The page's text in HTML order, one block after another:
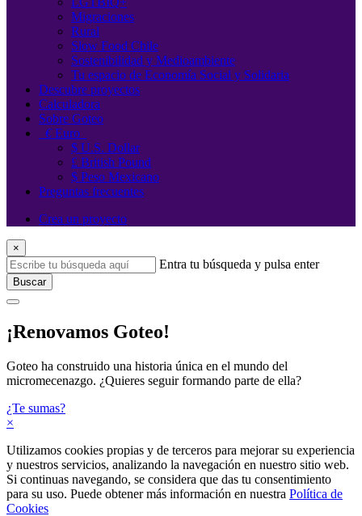
Migraciones
Rural
Slow Food Chile
Sostenibilidad y Medioambiente
Tu espacio de Economía Social y Solidaria
Descubre proyectos
Calculadora
Sobre Goteo
€Euro
$ U.S. Dollar
£ British Pound
$ Peso Mexicano
Preguntas frecuentes
Crea un proyecto
×
Entra tu búsqueda y pulsa enter
Buscar
¡Renovamos Goteo!
Goteo ha construido una historia única en el mundo del
micromecenazgo. ¿Quieres seguir formando parte de ella?
¿Te sumas?
×
Utilizamos cookies propias y de terceros para mejorar su experiencia
y nuestros servicios, analizando la navegación en nuestro sitio web.
Si continuas navegando, se considera que das tu consentimiento
para su uso. Puede obtener más información en nuestra Política de
Cookies